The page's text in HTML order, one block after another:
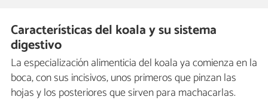
Características del koala y su sistema
digestivo
La especialización alimenticia del koala ya comienza en la
boca, con sus incisivos, unos primeros que pinzan las
hojas y los posteriores que sirven para machacarlas.